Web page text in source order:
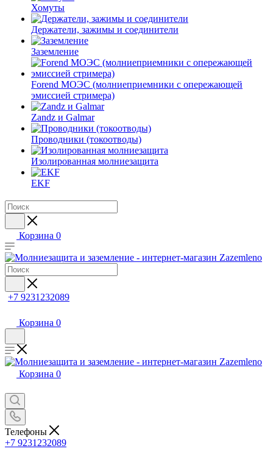
Хомуты
Держатели, зажимы и соединители
Заземление
Forend МОЭС (молниеприемники с опережающей
эмиссией стримера)
Zandz и Galmar
Проводники (токоотводы)
Изолированная молниезащита
EKF
Корзина 0
+7 9231232089
Корзина 0
Корзина 0
Телефоны
+7 9231232089